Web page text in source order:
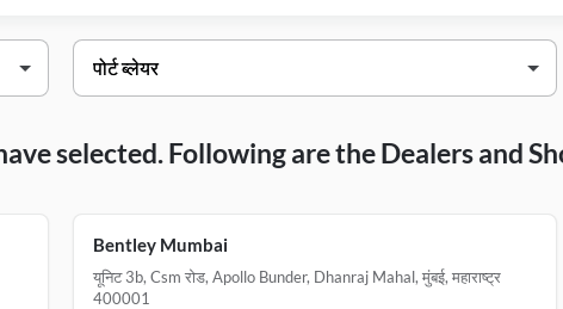
have selected. Following are the Dealers and
Bentley Mumbai
यूनिट 3b, Csm रोड, Apollo Bunder, Dhanraj Mahal, मुंबई, महाराष्ट्र
400001